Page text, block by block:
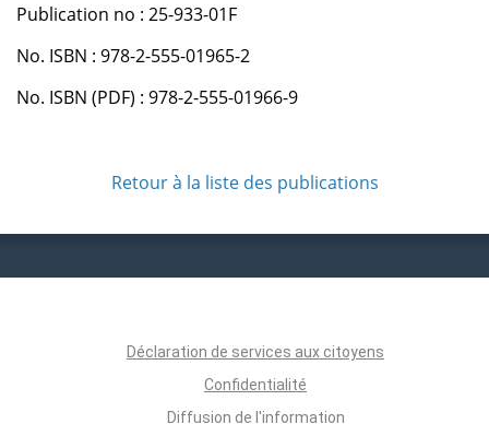
Publication no : 25-933-01F
No. ISBN : 978-2-555-01965-2
No. ISBN (PDF) : 978-2-555-01966-9
Retour à la liste des publications
Déclaration de services aux citoyens
Confidentialité
Diffusion de l'information